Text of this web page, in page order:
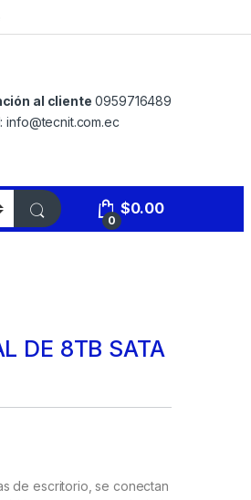
al cliente 0959716489
info@tecnit.com.ec
0
$0.00
DE 8TB SATA
de escritorio, se conectan